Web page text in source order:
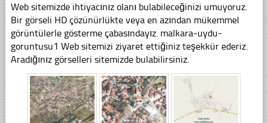
Web sitemizde ihtiyacınız olanı bulabileceğinizi umuyoruz.
Bir görseli HD çözünürlükte veya en azından mükemmel
görüntülerle gösterme çabasındayız. malkara-uydu-
goruntusu1 Web sitemizi ziyaret ettiğiniz teşekkür ederiz.
Aradığınız görselleri sitemizde bulabilirsiniz.